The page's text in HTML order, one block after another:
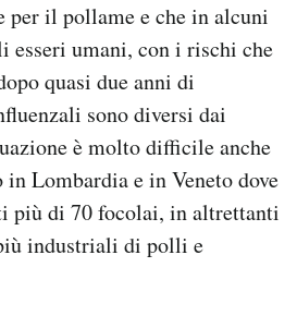
per il pollame e che in alcuni
esseri umani, con i rischi che
quasi due anni di
sono diversi dai
è molto difficile anche
Lombardia e in Veneto dove
più di 70 focolai, in altrettanti
industriali di polli e